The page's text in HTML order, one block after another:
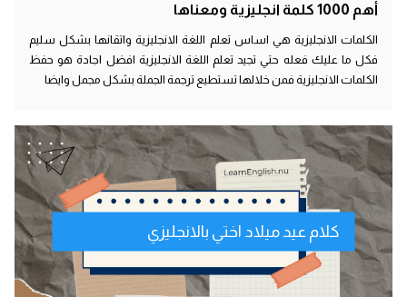
أهم 1000 كلمة انجليزية ومعناها
الكلمات الانجليزية هي اساس تعلم اللغة الانجليزية واتقانها بشكل سليم
فكل ما عليك فعله حتي تجيد تعلم اللغة الانجليزية افضل اجادة هو حفظ
الكلمات الانجليزية فمن خلالها تستطيع ترجمة الجملة بشكل مجمل وايضا
كلام عيد ميلاد اختي بالانجليزي